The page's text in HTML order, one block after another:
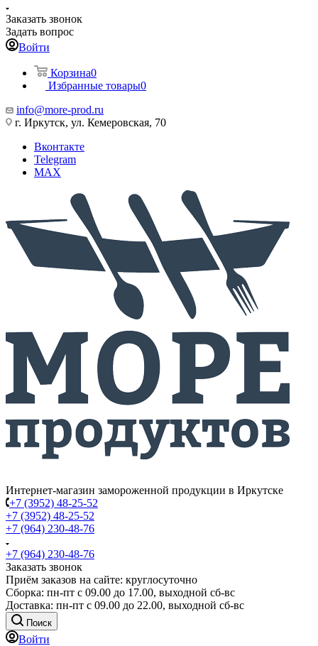
Заказать звонок
Задать вопрос
Войти
Корзина0
Избранные товары0
info@more-prod.ru
г. Иркутск, ул. Кемеровская, 70
Вконтакте
Telegram
MAX
Интернет-магазин замороженной продукции в Иркутске
+7 (3952) 48-25-52
+7 (3952) 48-25-52
+7 (964) 230-48-76
+7 (964) 230-48-76
Заказать звонок
Приём заказов на сайте: круглосуточно
Сборка: пн-пт с 09.00 до 17.00, выходной сб-вс
Доставка: пн-пт с 09.00 до 22.00, выходной сб-вс
Поиск
Войти